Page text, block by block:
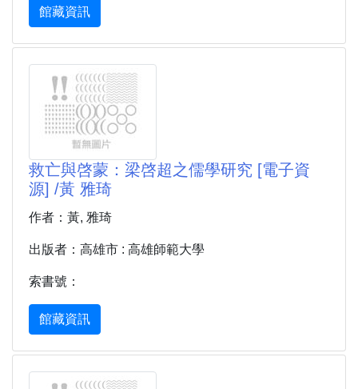
館藏資訊
救亡與啓蒙：梁啓超之儒學研究 [電子資
源] /黃 雅琦
作者：黃, 雅琦
出版者：高雄市 : 高雄師範大學
索書號：
館藏資訊